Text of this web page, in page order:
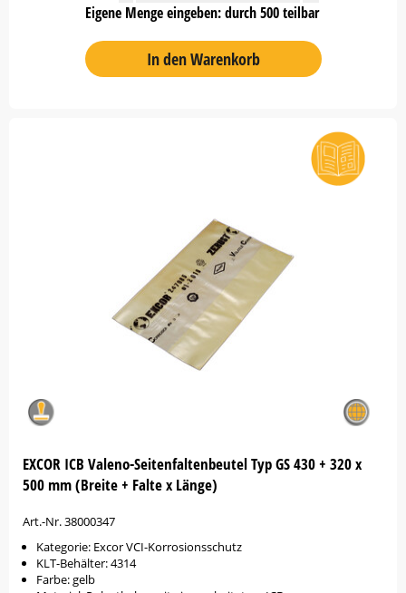
Eigene Menge eingeben: durch 500 teilbar
In den Warenkorb
EXCOR ICB Valeno-Seitenfaltenbeutel Typ GS 430 + 320 x
500 mm (Breite + Falte x Länge)
Art.-Nr. 38000347
Kategorie: Excor VCI-Korrosionsschutz
KLT-Behälter: 4314
Farbe: gelb